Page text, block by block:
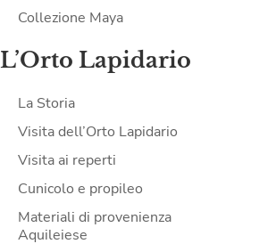
Collezione Maya
L’Orto Lapidario
La Storia
Visita dell’Orto Lapidario
Visita ai reperti
Cunicolo e propileo
Materiali di provenienza
Aquileiese